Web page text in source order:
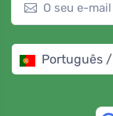
Português /